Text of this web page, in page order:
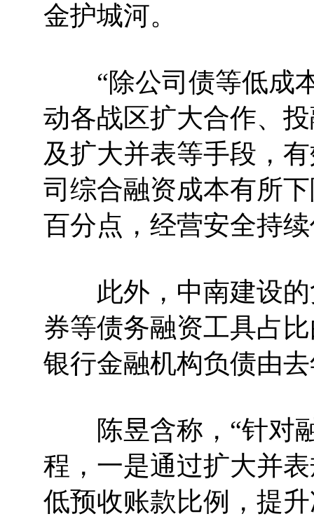
金护城河。
“除公司债等低成本
动各战区扩大合作、
及扩大并表等手段，
司综合融资成本有所
百分点，经营安全持
此外，中南建设的
券等债务融资工具占
银行金融机构负债由
陈昱含称，“针对融
程，一是通过扩大并
低预收账款比例，提